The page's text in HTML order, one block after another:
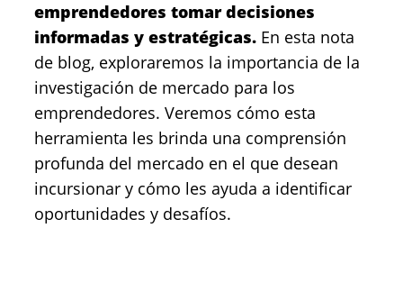
emprendedores tomar decisiones
informadas y estratégicas. En esta nota
de blog, exploraremos la importancia de la
investigación de mercado para los
emprendedores. Veremos cómo esta
herramienta les brinda una comprensión
profunda del mercado en el que desean
incursionar y cómo les ayuda a identificar
oportunidades y desafíos.